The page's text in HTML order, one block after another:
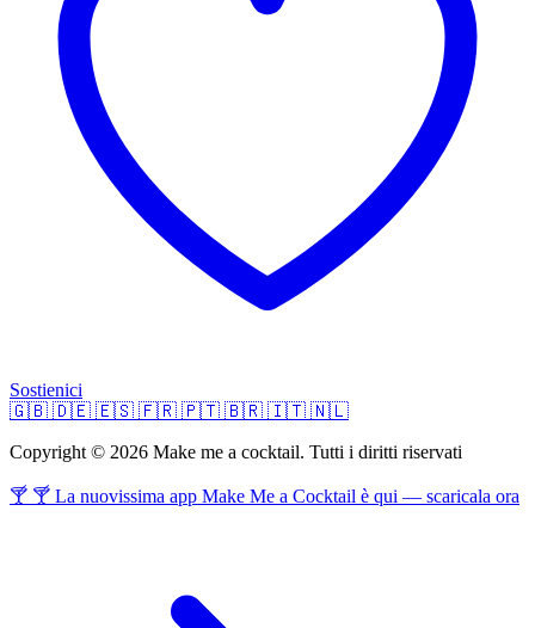
Sostienici
🇬🇧 🇩🇪 🇪🇸 🇫🇷 🇵🇹 🇧🇷 🇮🇹 🇳🇱
Copyright © 2026 Make me a cocktail. Tutti i diritti riservati
🍸 🍸 La nuovissima app Make Me a Cocktail è qui — scaricala ora